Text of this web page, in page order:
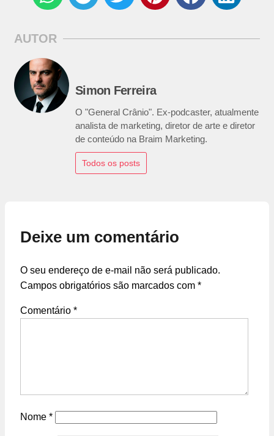
AUTOR
Simon Ferreira
O "General Crânio". Ex-podcaster, atualmente
analista de marketing, diretor de arte e diretor
de conteúdo na Braim Marketing.
Todos os posts
Deixe um comentário
O seu endereço de e-mail não será publicado.
Campos obrigatórios são marcados com *
Comentário *
Nome *